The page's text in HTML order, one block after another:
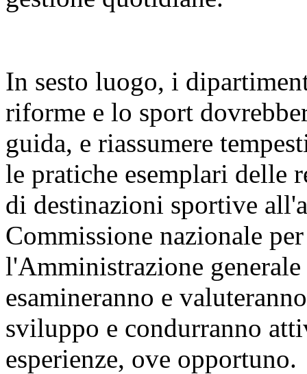
In sesto luogo, i
riforme e lo sport
guida, e riassumere
le pratiche esemplari delle
di destinazioni sportive
Commissione nazionale
l'Amministrazione
esamineranno e
sviluppo e condurranno
esperienze, ove opportuno.